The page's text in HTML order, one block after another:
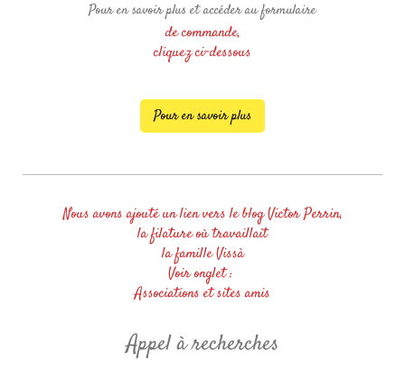
Pour en savoir plus et accéder au formulaire
de commande,
cliquez ci-dessous
Pour en savoir plus
Nous avons ajouté un lien vers le blog Victor Perrin,
la filature où travaillait
la famille Vissà
Voir onglet :
Associations et sites amis
Appel à recherches